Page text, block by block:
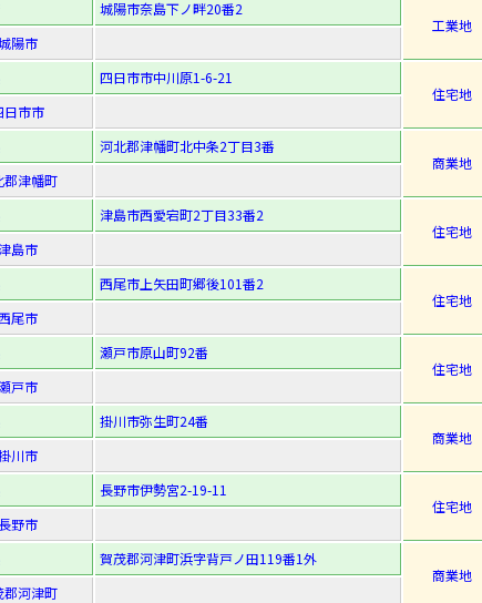
城陽市奈島下ノ畔20番2
工業地
陽市
四日市市中川原1-6-21
住宅地
日市市
河北郡津幡町北中条2丁目3番
商業地
郡津幡町
津島市西愛宕町2丁目33番2
住宅地
津島市
西尾市上矢田町郷後101番2
住宅地
尾市
瀬戸市原山町92番
住宅地
戸市
掛川市弥生町24番
商業地
川市
長野市伊勢宮2-19-11
住宅地
長野市
賀茂郡河津町浜字背戸ノ田119番1外
商業地
郡河津町